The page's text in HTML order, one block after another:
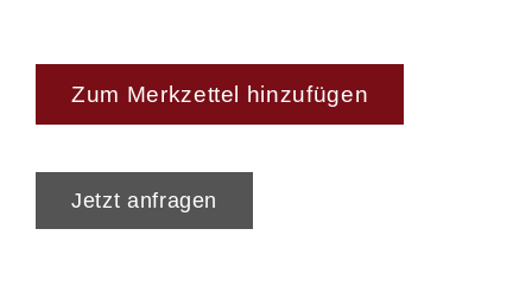
Zum Merkzettel hinzufügen
Jetzt anfragen